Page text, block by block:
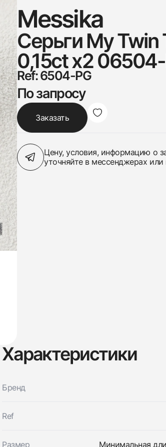
Messika
Серьги My Twin
0,15ct x2
Ref: 6504-PG
По запросу
Заказать
Цену, условия, информацию о
уточняйте в мессенджерах или
Характеристики
Бренд
Ref
Размер Минимальная